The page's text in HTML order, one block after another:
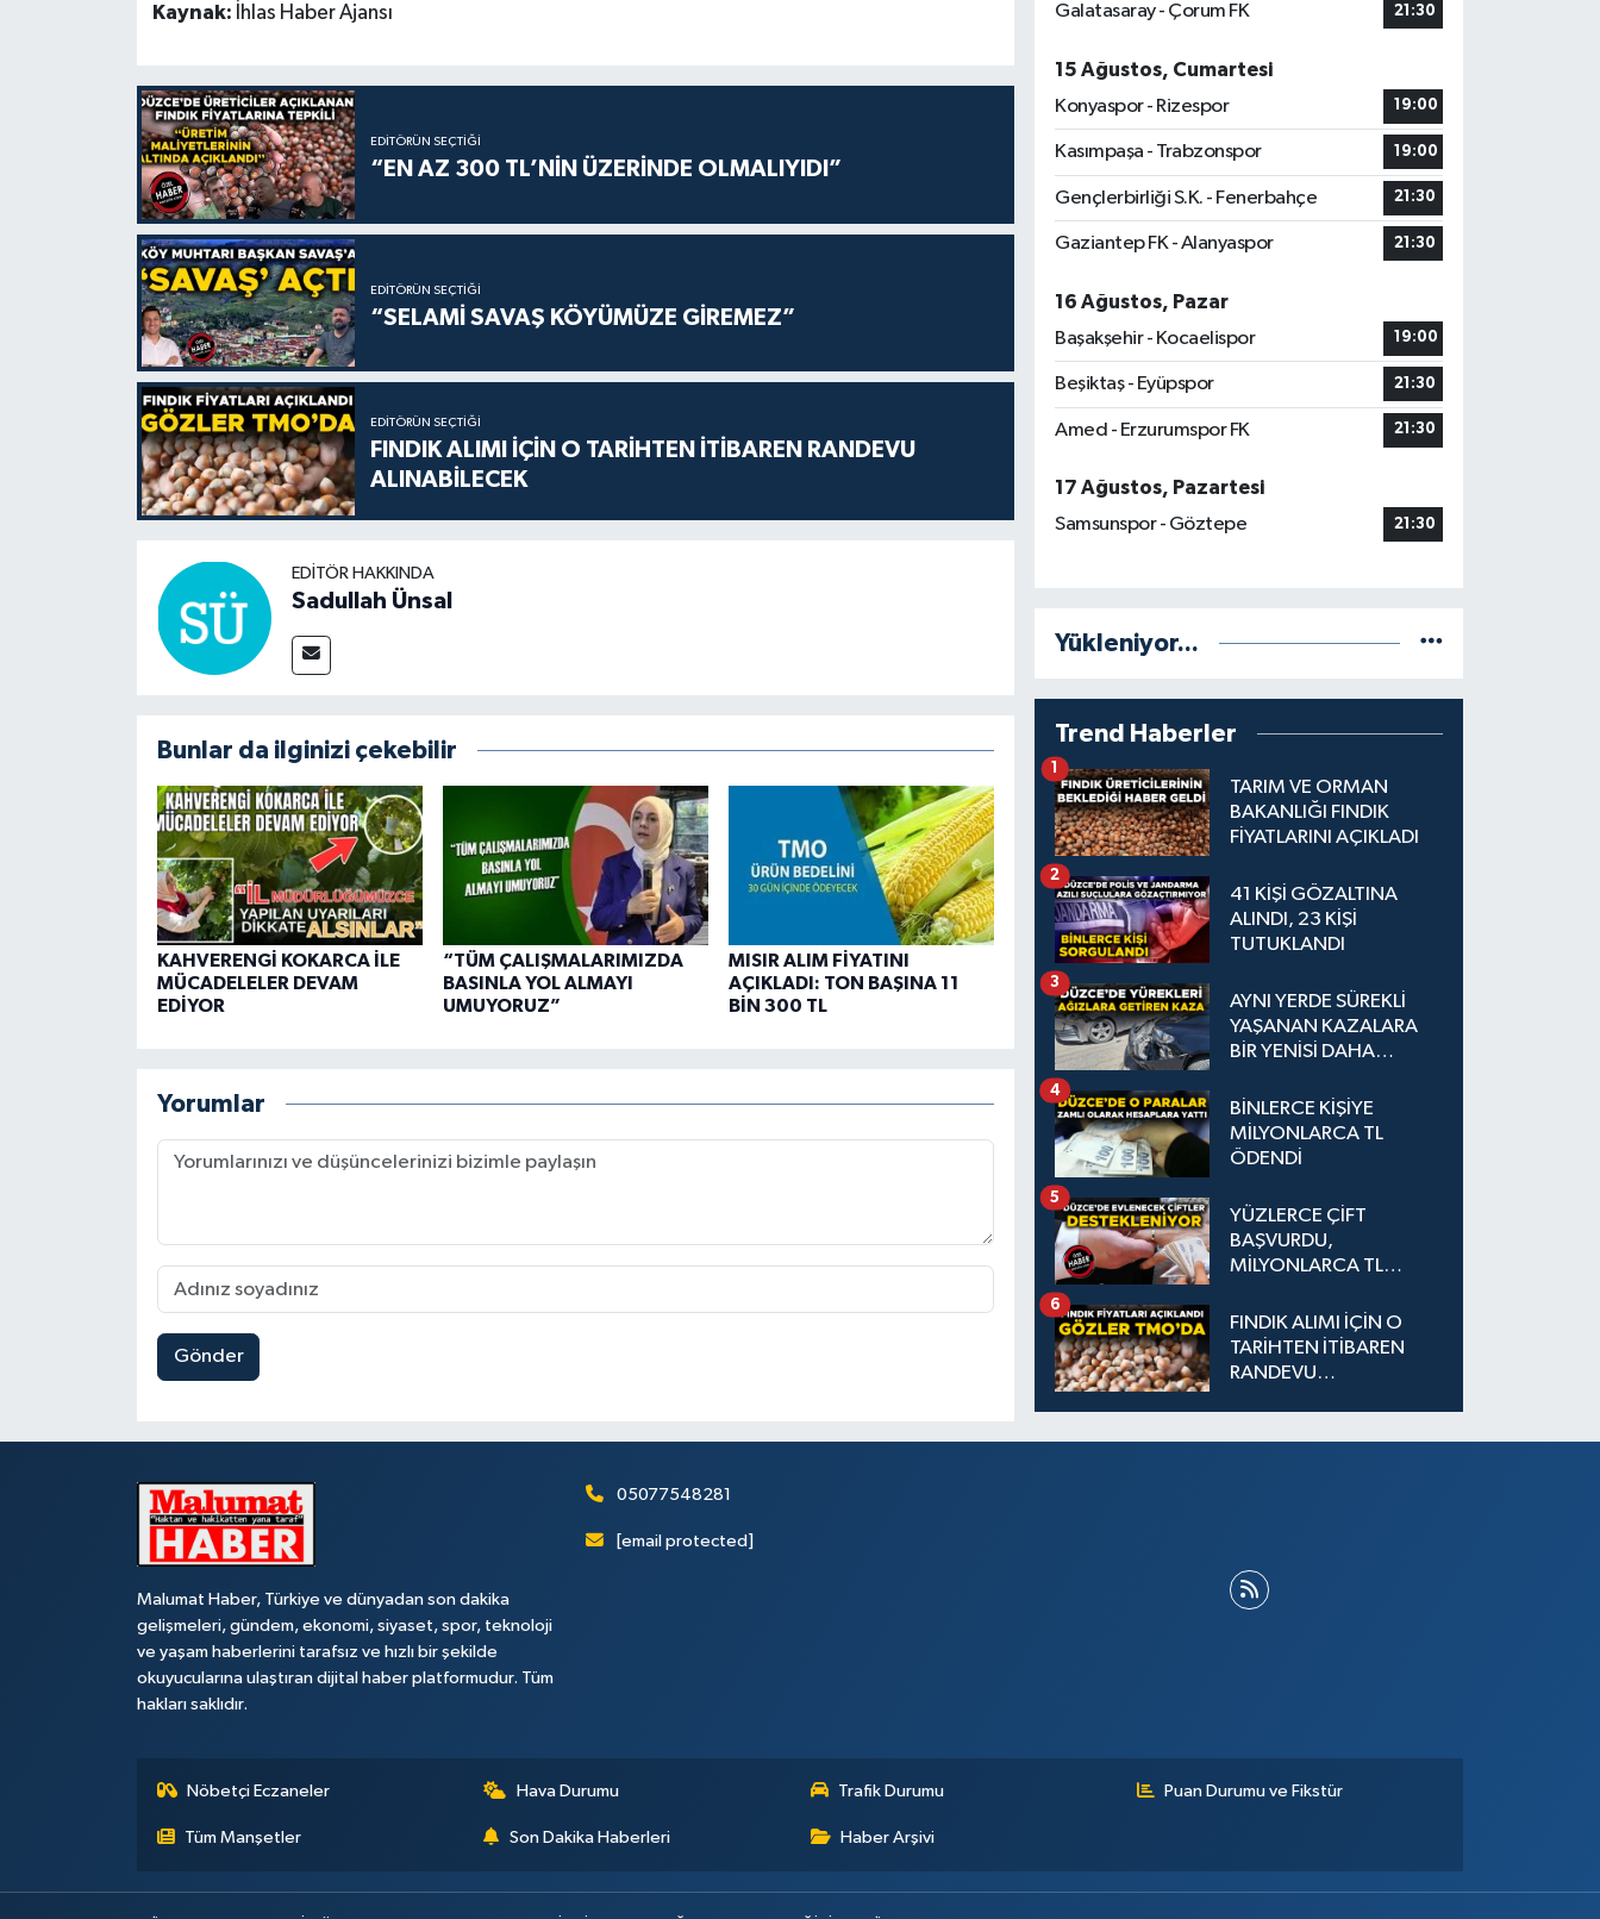
Kaynak: İhlas Haber Ajansı
EDITÖRÜN SEÇTIĞI
“EN AZ 300 TL’NİN ÜZERİNDE OLMALIYIDI”
EDITÖRÜN SEÇTIĞI
“SELAMİ SAVAŞ KÖYÜMÜZE GİREMEZ”
EDITÖRÜN SEÇTIĞI
FINDIK ALIMI İÇİN O TARİHTEN İTİBAREN RANDEVU
ALINABİLECEK
EDITÖR HAKKINDA
Sadullah Ünsal
Bunlar da ilginizi çekebilir
KAHVERENGİ KOKARCA İLE
MÜCADELELER DEVAM
EDİYOR
“TÜM ÇALIŞMALARIMIZDA
BASINLA YOL ALMAYI
UMUYORUZ”
MISIR ALIM FİYATINI
AÇIKLADI: TON BAŞINA 11
BİN 300 TL
Yorumlar
Gönder
Galatasaray - Çorum FK
21:30
15 Ağustos, Cumartesi
Konyaspor - Rizespor
19:00
Kasımpaşa - Trabzonspor 19:00
Gençlerbirliği S.K. - Fenerbahçe 21:30
Gaziantep FK - Alanyaspor 21:30
16 Ağustos, Pazar
Başakşehir - Kocaelispor
19:00
Beşiktaş - Eyüpspor 21:30
Amed - Erzurumspor FK 21:30
17 Ağustos, Pazartesi
Samsunspor - Göztepe
21:30
Yükleniyor...
Trend Haberler
TARIM VE ORMAN
BAKANLIĞI FINDIK
FİYATLARINI AÇIKLADI
1
41 KİŞİ GÖZALTINA
ALINDI, 23 KİŞİ
TUTUKLANDI
2
AYNI YERDE SÜREKLİ
YAŞANAN KAZALARA
BİR YENİSİ DAHA
3
BİNLERCE KİŞİYE
MİLYONLARCA TL
ÖDENDİ
4
YÜZLERCE ÇİFT
BAŞVURDU,
MİLYONLARCA TL
5
FINDIK ALIMI İÇİN O
TARİHTEN İTİBAREN
RANDEVU
6
Malumat Haber, Türkiye ve dünyadan son dakika
gelişmeleri, gündem, ekonomi, siyaset, spor, teknoloji
ve yaşam haberlerini tarafsız ve hızlı bir şekilde
okuyucularına ulaştıran dijital haber platformudur. Tüm
hakları saklıdır.
05077548281
[email protected]
Nöbetçi Eczaneler Hava Durumu Trafik Durumu Puan Durumu ve Fikstür
Tüm Manşetler Son Dakika Haberleri Haber Arşivi